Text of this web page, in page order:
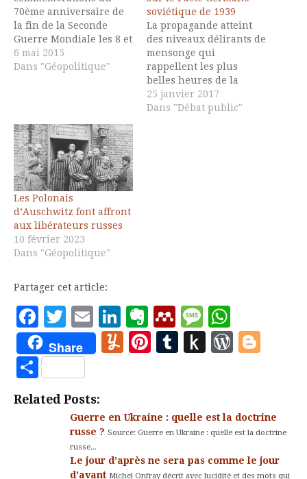
70ème anniversaire de
la fin de la Seconde
Guerre Mondiale les 8 et
9 mai prochain ont une
très forte charge
en faisons. La Première
Guerre Mondiale, dont
les commémorations
du…
6 mai 2015
Dans "Géopolitique"
soviétique de 1939
La propagande atteint
des niveaux délirants de
mensonge qui
rappellent les plus
belles heures de la
guerre froide! Jacques
Sapir rétablit ici
25 janvier 2017
Dans "Débat public"
Les Polonais
d’Auschwitz font affront
aux libérateurs russes
10 février 2023
Dans "Géopolitique"
Partager cet article:
Facebook
Twitter
EmailLinkedIn
Evernote
Mendeley
Message
Share Yummly
Pinterest
Tumblr
Push
Partager
Related Posts:
Guerre en Ukraine : quelle est la doctrine
russe ? Source: Guerre en Ukraine : quelle est la doctrine
russe...
Le jour d’après ne sera pas comme le jour
d’avant Michel Onfray décrit avec lucidité et des mots qui